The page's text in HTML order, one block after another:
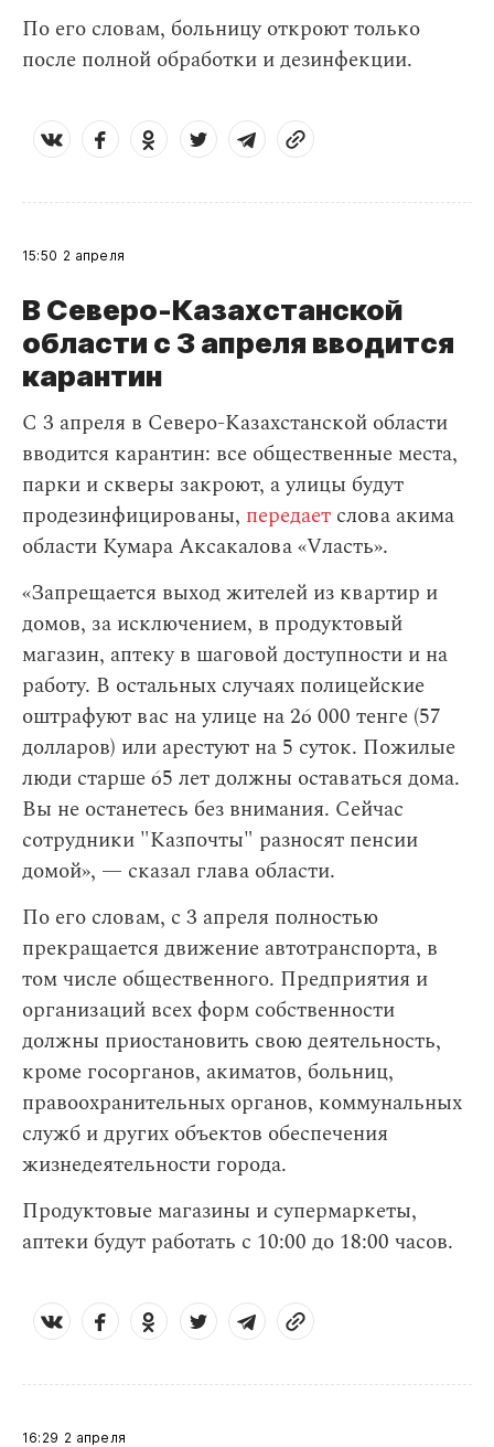
По его словам, больницу откроют только
после полной обработки и дезинфекции.
15:50 2 апреля
В Северо-Казахстанской
области с 3 апреля вводится
карантин
С 3 апреля в Северо-Казахстанской области
вводится карантин: все общественные места,
парки и скверы закроют, а улицы будут
продезинфицированы, передает слова акима
области Кумара Аксакалова «Vласть».
«Запрещается выход жителей из квартир и
домов, за исключением, в продуктовый
магазин, аптеку в шаговой доступности и на
работу. В остальных случаях полицейские
оштрафуют вас на улице на 26 000 тенге (57
долларов) или арестуют на 5 суток. Пожилые
люди старше 65 лет должны оставаться дома.
Вы не останетесь без внимания. Сейчас
сотрудники "Казпочты" разносят пенсии
домой», — сказал глава области.
По его словам, с 3 апреля полностью
прекращается движение автотранспорта, в
том числе общественного. Предприятия и
организаций всех форм собственности
должны приостановить свою деятельность,
кроме госорганов, акиматов, больниц,
правоохранительных органов, коммунальных
служб и других объектов обеспечения
жизнедеятельности города.
Продуктовые магазины и супермаркеты,
аптеки будут работать с 10:00 до 18:00 часов.
16:29 2 апреля